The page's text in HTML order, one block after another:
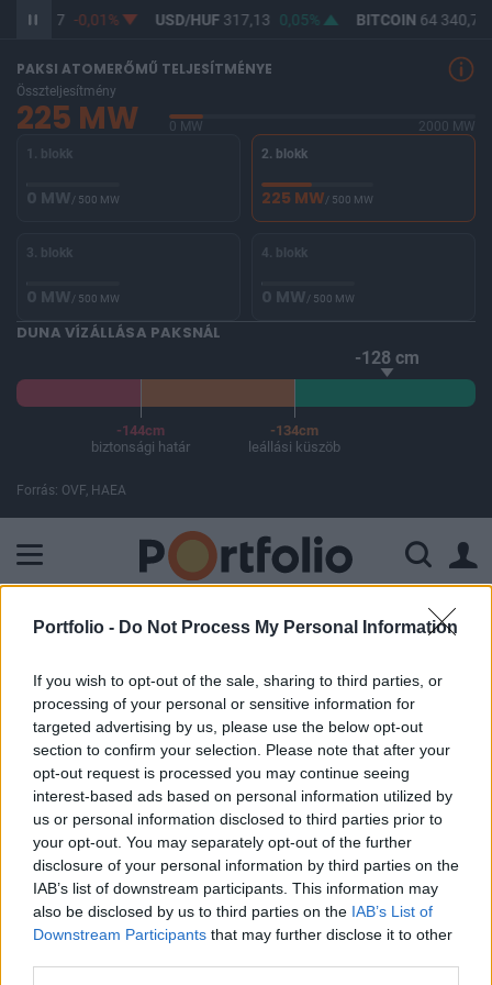
Portfolio - Do Not Process My Personal Information
If you wish to opt-out of the sale, sharing to third parties, or
processing of your personal or sensitive information for
targeted advertising by us, please use the below opt-out
section to confirm your selection. Please note that after your
opt-out request is processed you may continue seeing
interest-based ads based on personal information utilized by
us or personal information disclosed to third parties prior to
your opt-out. You may separately opt-out of the further
disclosure of your personal information by third parties on the
IAB’s list of downstream participants. This information may
also be disclosed by us to third parties on the IAB’s List of
Downstream Participants that may further disclose it to other
365,37 -0,01% USD/HUF317,13 0,05% BITCOIN 64 340,74
PAKSI ATOMERŐMŰ TELJESÍTMÉNYE
Összteljesítmény
225 MW 0 MW
2000 MW
1. blokk
0 MW/ 500 MW
2. blokk
225 MW/ 500 MW
3. blokk
0 MW/ 500 MW
4. blokk
0 MW/ 500 MW
DUNA VÍZÁLLÁSA PAKSNÁL
-128 cm
-144cm
biztonsági határ
-134cm
leállási küszöb
Forrás: OVF, HAEA
ELŐFIZETŐI TARTALOM
Nyitás után robbant a Graphi
árfolyama
Portfolio
2005. február 03. 09:22
Kiugróan magas, közel 80 millió Ft-os forgalom mellett
percek alatt 5% feletti mértékben 1,550 Ft-ig száguldott a
Graphisoft részvényeinek árfolyama a nyitás utáni
percekben. GRAPHIReal-time árfolyamInformációs
panelAdatletöltés GRAPHIReal-time árfolyamInformációs